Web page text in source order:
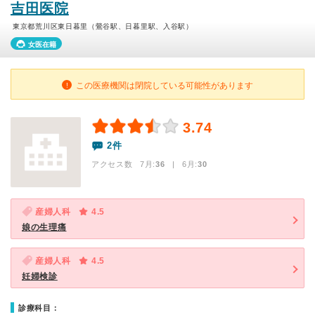
吉田医院
東京都荒川区東日暮里（鶯谷駅、日暮里駅、入谷駅）
女医在籍
この医療機関は閉院している可能性があります
3.74
2件
アクセス数 7月:36 | 6月:30
産婦人科
4.5
娘の生理痛
産婦人科
4.5
妊婦検診
診療科目：